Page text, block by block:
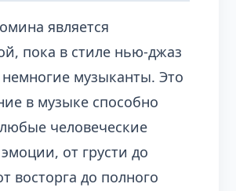
является
пока в стиле нью-джаз
музыканты. Это
в музыке способно
человеческие
от грусти до
восторга до полного